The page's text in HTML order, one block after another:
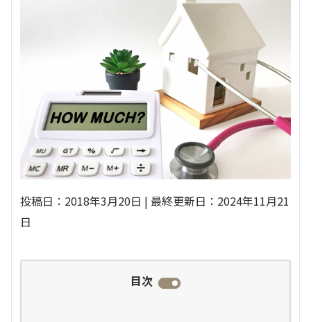
投稿日：2018年3月20日 | 最終更新日：2024年11月21
日
目次